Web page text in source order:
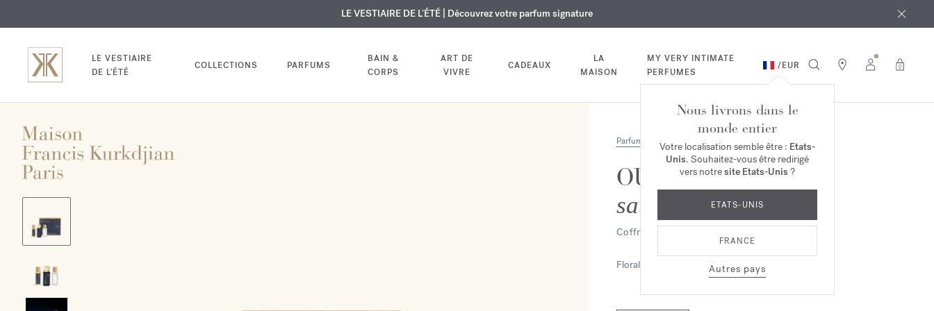
EXCLUSIF | Découvrez le nouveau parfum OUDvelvet mooddans votre commande*
GRAVURE OFFERTE | Sur tous les parfums et huiles pour le corps jusqu'au 9 août
LE VESTIAIRE DE L'ÉTÉ | Découvrez votre parfum signature
LE VESTIAIRE
DE L'ÉTÉ
COLLECTIONS PARFUMS
BAIN &
CORPS
ART DE
VIVRE
CADEAUX
LA
MAISON
MY VERY INTIMATE
PERFUMES
/EUR 0
Nous livrons dans le
monde entier
Votre localisation semble être : Etats-
Unis. Souhaitez-vous être redirigé
vers notresite Etats-Unis ?
ETATS-UNIS
FRANCE
Autres pays
Parfums
OUD
satin mood
Coffret rituel parfum
Florale Boisée